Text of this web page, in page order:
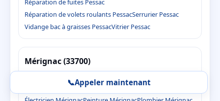
Réparation de fuites Pessac
Réparation de volets roulants PessacSerrurier Pessac
Vidange bac à graisses PessacVitrier Pessac
Mérignac (33700)
Débouchage de canalisations Mérignac
📞Appeler maintenant